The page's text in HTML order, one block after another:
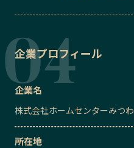
企業プロフィール
企業名
株式会社ホームセンターみつわ
所在地